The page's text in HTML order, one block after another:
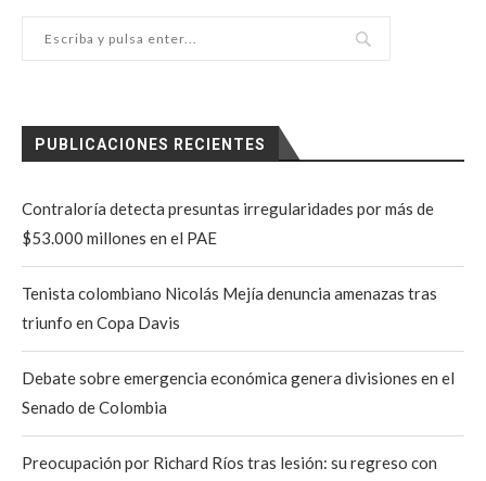
PUBLICACIONES RECIENTES
Contraloría detecta presuntas irregularidades por más de
$53.000 millones en el PAE
Tenista colombiano Nicolás Mejía denuncia amenazas tras
triunfo en Copa Davis
Debate sobre emergencia económica genera divisiones en el
Senado de Colombia
Preocupación por Richard Ríos tras lesión: su regreso con